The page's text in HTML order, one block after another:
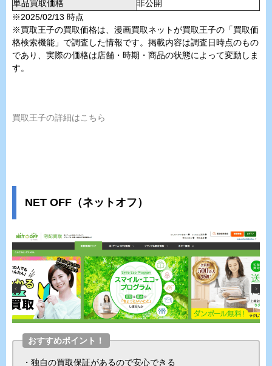
単品買取価格
非公開
※2025/02/13 時点
※買取王子の買取価格は、漫画買取ネットが買取王子の「買取価
格検索機能」で調査した情報です。掲載内容は調査日時点のもの
であり、実際の価格は店舗・時期・商品の状態によって変動しま
す。
買取王子の詳細はこちら
NET OFF（ネットオフ）
おすすめポイント！
・独自の買取保証があるので安心できる